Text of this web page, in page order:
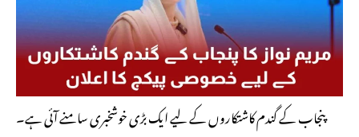
پنجاب کے گندم کاشتکاروں کے لیے ایک بڑی خوشخبری سامنے آئی ہے۔